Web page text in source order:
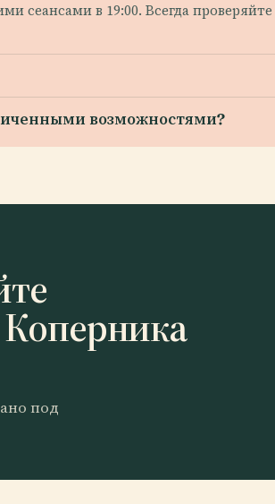
сеансами в 19:00. Всегда проверяйте
возможностями?
под